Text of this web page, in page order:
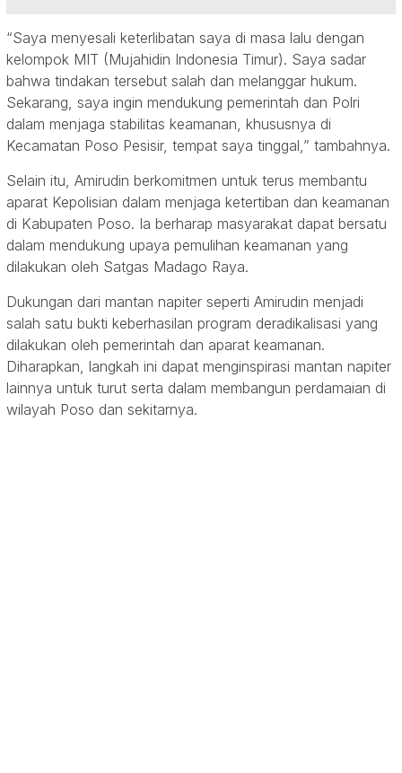
“Saya menyesali keterlibatan saya di masa lalu dengan
kelompok MIT (Mujahidin Indonesia Timur). Saya sadar
bahwa tindakan tersebut salah dan melanggar hukum.
Sekarang, saya ingin mendukung pemerintah dan Polri
dalam menjaga stabilitas keamanan, khususnya di
Kecamatan Poso Pesisir, tempat saya tinggal,” tambahnya.
Selain itu, Amirudin berkomitmen untuk terus membantu
aparat Kepolisian dalam menjaga ketertiban dan keamanan
di Kabupaten Poso. Ia berharap masyarakat dapat bersatu
dalam mendukung upaya pemulihan keamanan yang
dilakukan oleh Satgas Madago Raya.
Dukungan dari mantan napiter seperti Amirudin menjadi
salah satu bukti keberhasilan program deradikalisasi yang
dilakukan oleh pemerintah dan aparat keamanan.
Diharapkan, langkah ini dapat menginspirasi mantan napiter
lainnya untuk turut serta dalam membangun perdamaian di
wilayah Poso dan sekitarnya.